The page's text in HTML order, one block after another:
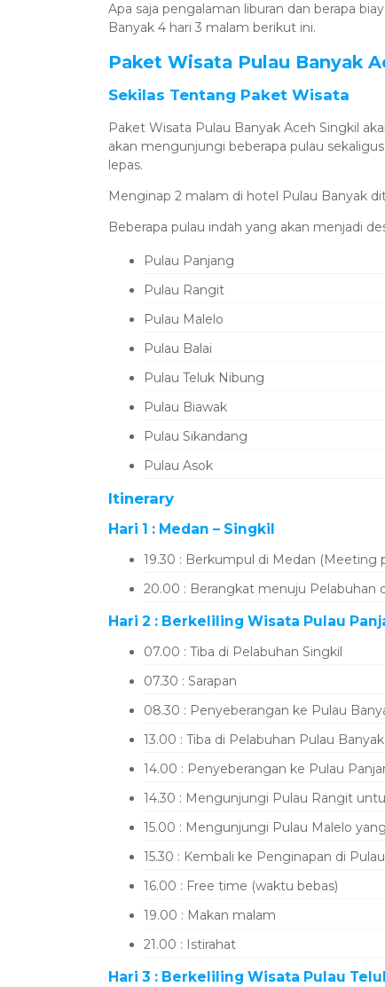
Apa saja pengalaman liburan dan berapa
Banyak 4 hari 3 malam berikut ini.
Paket Wisata Pulau Banyak
Sekilas Tentang Paket Wisata
Paket Wisata Pulau Banyak Aceh Singkil
akan mengunjungi beberapa pulau
lepas.
Menginap 2 malam di hotel Pulau Banyak
Beberapa pulau indah yang akan menjadi
Pulau Panjang
Pulau Rangit
Pulau Malelo
Pulau Balai
Pulau Teluk Nibung
Pulau Biawak
Pulau Sikandang
Pulau Asok
Itinerary
Hari 1 : Medan – Singkil
19.30 : Berkumpul di Medan (Meeting
20.00 : Berangkat menuju Pelabuhan
Hari 2 : Berkeliling Wisata Pulau
07.00 : Tiba di Pelabuhan Singkil
07.30 : Sarapan
08.30 : Penyeberangan ke Pulau
13.00 : Tiba di Pelabuhan Pulau
14.00 : Penyeberangan ke Pulau
14.30 : Mengunjungi Pulau Rangit
15.00 : Mengunjungi Pulau Malelo
15.30 : Kembali ke Penginapan di
16.00 : Free time (waktu bebas)
19.00 : Makan malam
21.00 : Istirahat
Hari 3 : Berkeliling Wisata Pulau